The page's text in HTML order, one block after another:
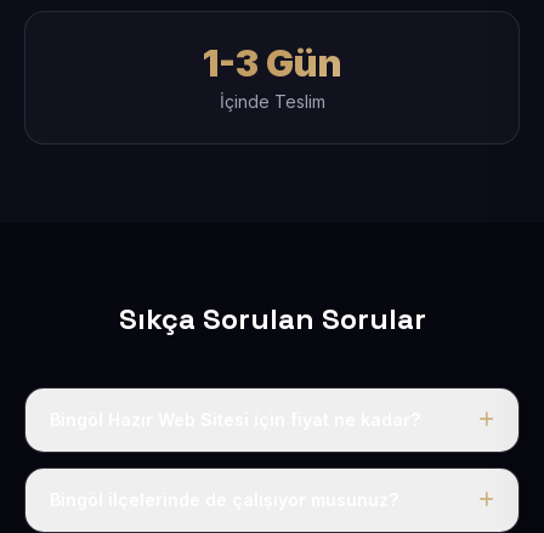
1-3 Gün
İçinde Teslim
Sıkça Sorulan Sorular
Bingöl dahil Türkiye’nin her yerinde geçerli yıllık tek